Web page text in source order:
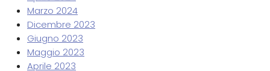
Marzo 2024
Dicembre 2023
Giugno 2023
Maggio 2023
Aprile 2023